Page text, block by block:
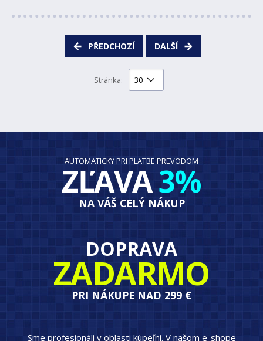
PŘEDCHOZÍ DALŠÍ
Stránka:
AUTOMATICKY PRI PLATBE PREVODOM
ZĽAVA3%
NA VÁŠ CELÝ NÁKUP
DOPRAVA
ZADARMO
PRI NÁKUPE NAD 299 €
Sme profesionáli v oblasti kúpeľní. V našom e-shope